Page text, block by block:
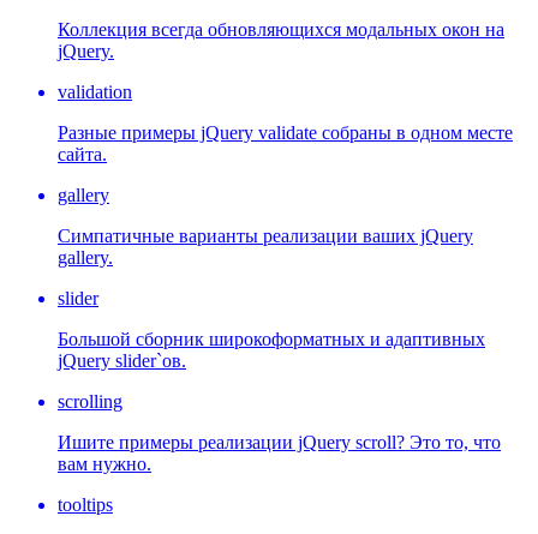
Коллекция всегда обновляющихся модальных окон на
jQuery.
validation
Разные примеры jQuery validate собраны в одном месте
сайта.
gallery
Симпатичные варианты реализации ваших jQuery
gallery.
slider
Большой сборник широкоформатных и адаптивных
jQuery slider`ов.
scrolling
Ишите примеры реализации jQuery scroll? Это то, что
вам нужно.
tooltips